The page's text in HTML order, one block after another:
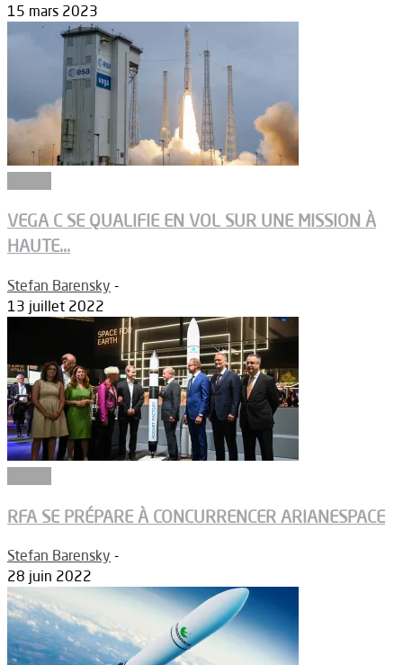
15 mars 2023
VEGA C SE QUALIFIE EN VOL SUR UNE MISSION À
HAUTE...
Stefan Barensky -
13 juillet 2022
RFA SE PRÉPARE À CONCURRENCER ARIANESPACE
Stefan Barensky -
28 juin 2022